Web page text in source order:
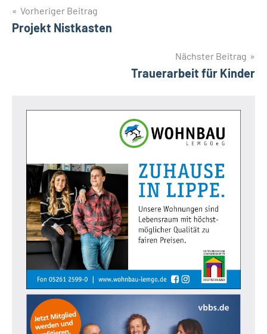
Beitragsnavigation
Vorheriger Beitrag
Projekt Nistkasten
Nächster Beitrag
Trauerarbeit für Kinder